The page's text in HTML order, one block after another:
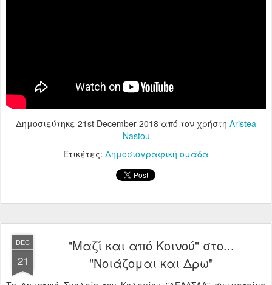
Δημοσιεύτηκε 21st December 2018 από τον χρήστη Aristea
Nastou
Ετικέτες: Δημοσιογραφική ομάδα
DEC
21
"Μαζί και από Κοινού" στο...
"Νοιάζομαι και Δρω"